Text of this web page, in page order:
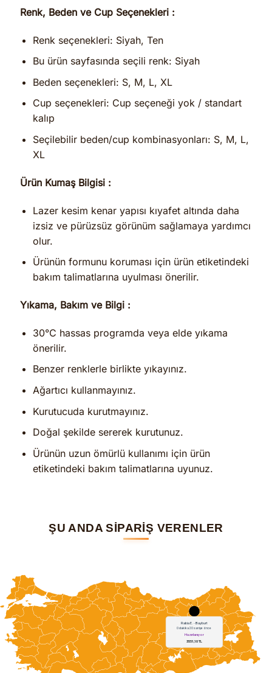
Renk, Beden ve Cup Seçenekleri :
Renk seçenekleri: Siyah, Ten
Bu ürün sayfasında seçili renk: Siyah
Beden seçenekleri: S, M, L, XL
Cup seçenekleri: Cup seçeneği yok / standart
kalıp
Seçilebilir beden/cup kombinasyonları: S, M, L,
XL
Ürün Kumaş Bilgisi :
Lazer kesim kenar yapısı kıyafet altında daha
izsiz ve pürüzsüz görünüm sağlamaya yardımcı
olur.
Ürünün formunu koruması için ürün etiketindeki
bakım talimatlarına uyulması önerilir.
Yıkama, Bakım ve Bilgi :
30°C hassas programda veya elde yıkama
önerilir.
Benzer renklerle birlikte yıkayınız.
Ağartıcı kullanmayınız.
Kurutucuda kurutmayınız.
Doğal şekilde sererek kurutunuz.
Ürünün uzun ömürlü kullanımı için ürün
etiketindeki bakım talimatlarına uyunuz.
ŞU ANDA SİPARİŞ VERENLER